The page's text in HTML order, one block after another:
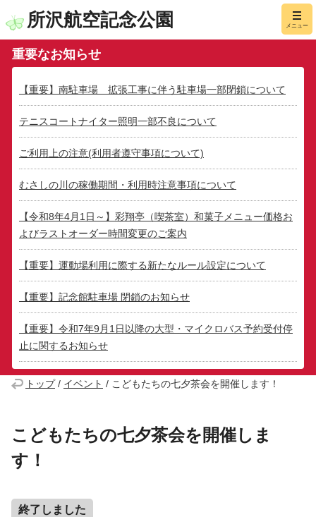
所沢航空記念公園 メニュー
重要なお知らせ
【重要】南駐車場 拡張工事に伴う駐車場一部閉鎖について
テニスコートナイター照明一部不良について
ご利用上の注意(利用者遵守事項について)
むさしの川の稼働期間・利用時注意事項について
【令和8年4月1日～】彩翔亭（喫茶室）和菓子メニュー価格お
よびラストオーダー時間変更のご案内
【重要】運動場利用に際する新たなルール設定について
【重要】記念館駐車場 閉鎖のお知らせ
【重要】令和7年9月1日以降の大型・マイクロバス予約受付停
止に関するお知らせ
トップ/ イベント / こどもたちの七夕茶会を開催します！
こどもたちの七夕茶会を開催しま
す！
終了しました